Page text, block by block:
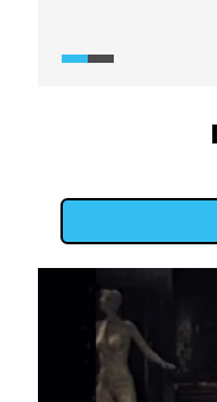
činohry a opery